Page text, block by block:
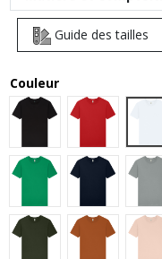
Guide des tailles
Couleur
Black Red
Kelly Green Dark Navy
Moss Green Rust